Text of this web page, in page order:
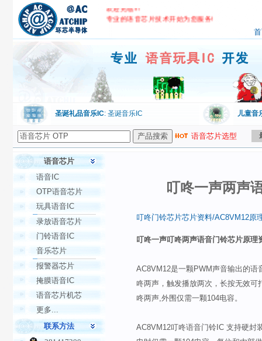
专业的语音芯片技术开始为您服务!
圣诞礼品音乐IC: 圣诞音乐IC 儿童音
语音芯片选型
语音芯片
语音IC
OTP语音芯片
玩具语音IC
录放语音芯片
门铃语音IC
音乐芯片
报警器芯片
掩膜语音IC
语音芯片机芯
更多...
联系方法
叮咚一声两声
叮咚门铃芯片芯片资料/AC8VM12原
叮咚一声叮咚两声语音门铃芯片原理
AC8VM12是一颗PWM声音输出的
咚两声，触发播放两次，长按无效
咚两声,外围仅需一颗104电容。
AC8VM12叮咚语音门铃IC 支持硬封